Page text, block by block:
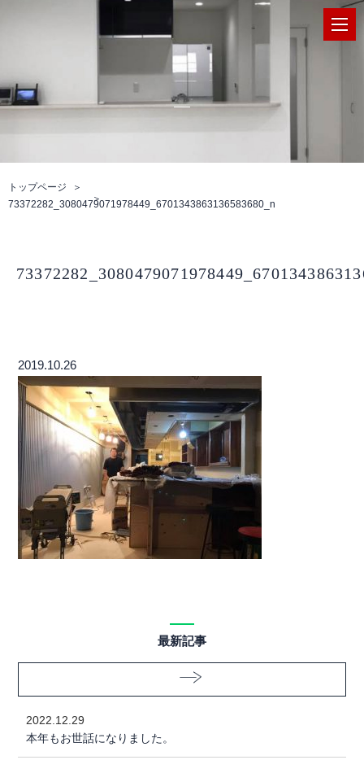
トップページ
73372282_3080479071978449_6701343863136583680_n
2019.10.26
最新記事
2022.12.29
本年もお世話になりました。